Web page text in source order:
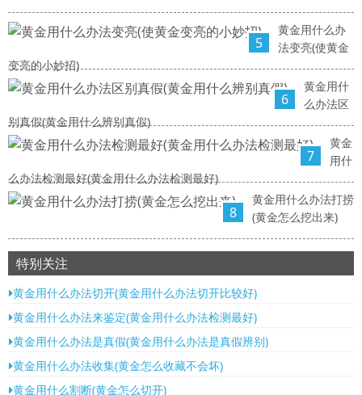
5
黄金用什么办
法变亮(使黄金
变亮的小妙招)
6
黄金用什
么办法区
别真假(黄金用什么辨别真假)
7
黄金
用什
么办法检测最好(黄金用什么办法检测最好)
8
黄金用什么办法打捞
(黄金怎么挖出来)
特别关注
黄金用什么办法切开(黄金用什么办法切开比较好)
黄金用什么办法来鉴定(黄金用什么办法检测最好)
黄金用什么办法是真假(黄金用什么办法是真假辨别)
黄金用什么办法收集(黄金怎么收藏不会坏)
黄金用什么割断(黄金怎么切开)